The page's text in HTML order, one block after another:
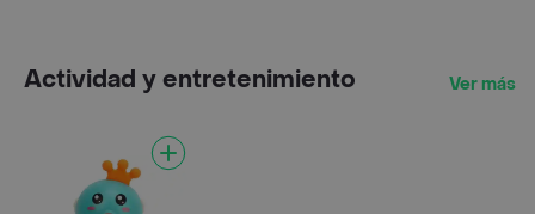
Actividad y entretenimiento Ver más